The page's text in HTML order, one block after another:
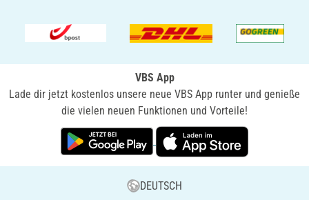
VBS App
Lade dir jetzt kostenlos unsere neue VBS App runter und genieße
die vielen neuen Funktionen und Vorteile!
DEUTSCH